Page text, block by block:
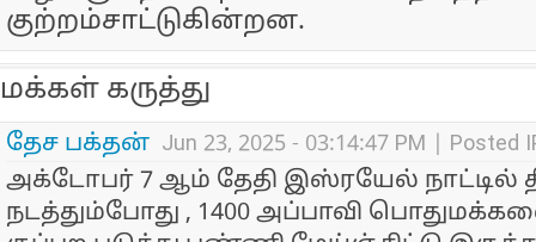
குற்றம்சாட்டுகின்றன.
மக்கள் கருத்து
தேச பக்தன் Jun 23, 2025 - 03:14:47 PM |
அக்டோபர் 7 ஆம் தேதி இஸ்ரயேல் நாட்டில்
நடத்தும்போது , 1400 அப்பாவி